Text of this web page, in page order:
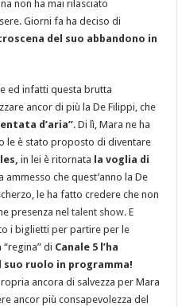
non ha mai rilasciato
Giorni fa ha deciso di
del suo abbandono in
ed infatti questa brutta
ancor di più la De Filippi, che
d’aria”. Di lì, Mara ne ha
le è stato proposto di diventare
in lei è ritornata la voglia di
ammesso che quest’anno la De
le ha fatto credere che non
presenza neltalent show. E
i biglietti per partire per le
di Canale 5 l’ha
ruolo in programma!
ancora di salvezza per Mara
ancor più consapevolezza del